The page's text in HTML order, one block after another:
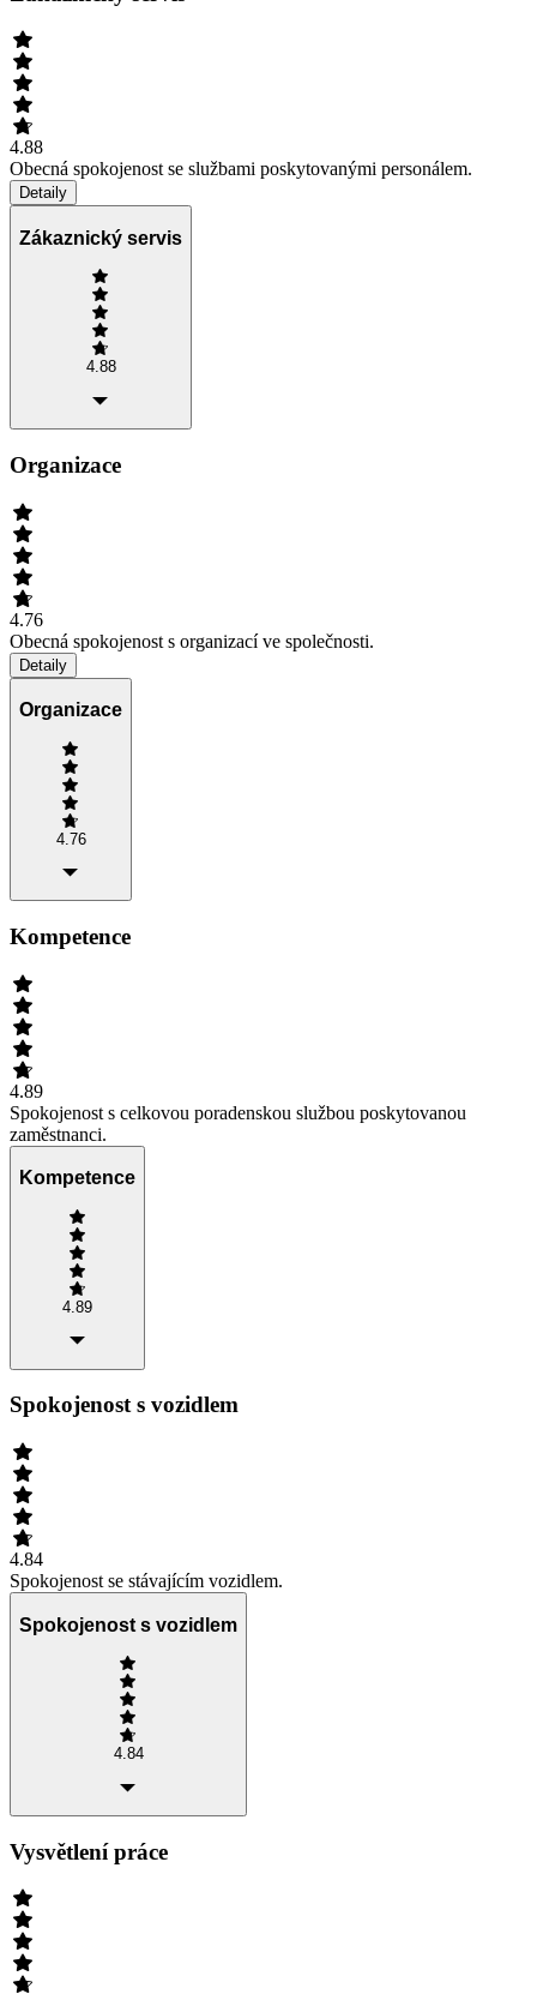
4.88
Obecná spokojenost se službami poskytovanými personálem.
Detaily
Zákaznický servis
4.88
Organizace
4.76
Obecná spokojenost s organizací ve společnosti.
Detaily
Organizace
4.76
Kompetence
4.89
Spokojenost s celkovou poradenskou službou poskytovanou
zaměstnanci.
Kompetence
4.89
Spokojenost s vozidlem
4.84
Spokojenost se stávajícím vozidlem.
Spokojenost s vozidlem
4.84
Vysvětlení práce